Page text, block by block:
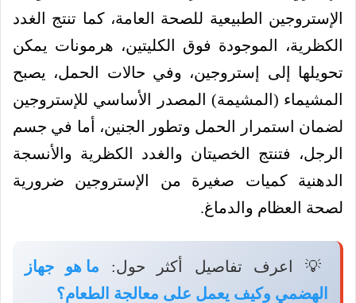
الإستروجين الطبيعية للصحة العامة، كما تنتج الغدد
الكظرية، الموجودة فوق الكليتين، هرمونات يمكن
تحويلها إلى إستروجين، وفي حالات الحمل، يصبح
المشيماء (المشيمة) المصدر الأساسي للإستروجين
لضمان استمرار الحمل وتطور الجنين، أما في جسم
الرجل، فتنتج الخصيتان والغدد الكظرية والأنسجة
الدهنية كميات صغيرة من الإستروجين ضرورية
لصحة العظام والدماغ.
💡 اعرف تفاصيل أكثر حول: ما هو جهاز
الهضمي وكيف يعمل على معالجة الطعام؟